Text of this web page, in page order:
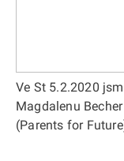
Ve St 5.2.2020
Magdalenu
(Parents for